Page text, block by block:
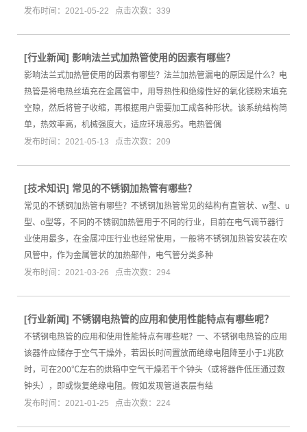
发布时间：2021-05-22 点击次数：339
[行业新闻] 影响法兰式加热管使用的因素有哪些？
影响法兰式加热管使用的因素有哪些？法兰加热管漏电的原因是什么？电
热管是将电热丝填充在金属管中，用导热性和绝缘性好的氧化镁粉末填充
空隙，然后将管子收缩，再根据用户需要加工成各种形状。该系统结构简
单，热效率高，机械强度大，适应环境恶劣。电热管偶
发布时间：2021-05-13 点击次数：209
[技术知识] 常见的不锈钢加热管有哪些？
常见的不锈钢加热管有哪些？不锈钢加热管常见的结构有直管状、w型、u
型、o型等，不同的不锈钢加热管用于不同的行业，目前在电气调节器行
业使用最多，在金属冲压行业也经常使用，一般将不锈钢加热管安装在吹
风管中，作为金属管状的加热部件，电气管分类多种
发布时间：2021-03-26 点击次数：294
[行业新闻] 不锈钢电热管的应用和使用性能特点有哪些呢？
不锈钢电热管的应用和使用性能特点有哪些呢？一、不锈钢电热管的应用
该器件应储存于空气干燥外，若因长时间置放而绝缘电阻降至小于1兆欧
时，可在200℃左右的烘箱中空气干燥若干个钟头（或将器件低压通过数
钟头），即或恢复绝缘电阻。假如发现管道表层有结
发布时间：2021-01-25 点击次数：224